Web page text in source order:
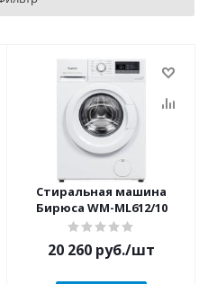
Стиральная машина
Бирюса WM-ML612/10
20 260 руб./шт